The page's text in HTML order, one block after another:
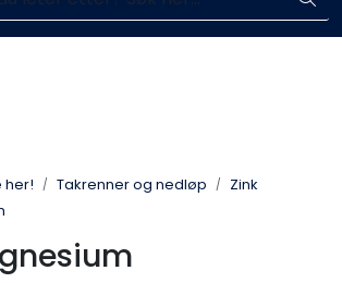
her! Takrenner og nedløp
Zink